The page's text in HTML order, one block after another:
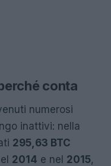
conta
numerosi
inattivi: nella
295,63 BTC
2014 e nel 2015,